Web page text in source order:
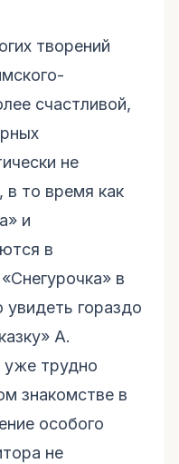
творений
счастливой,
не
то время как
и
в
в
гораздо
А.
уже трудно
знакомстве в
особого
не